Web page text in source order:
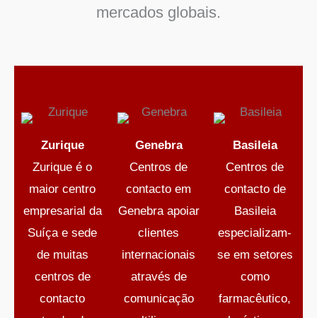
mercados globais.
Zurique
Zurique é o
maior centro
empresarial da
Suíça e sede
de muitas
centros de
contacto
Genebra
Centros de
contacto em
Genebraapoiar
clientes
internacionais
através de
comunicação
Basileia
Centros de
contacto de
Basileia
especializam-
se em setores
como
farmacêutico,